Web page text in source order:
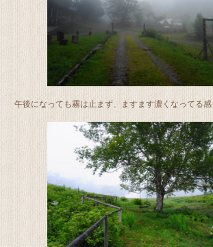
午後になっても霧は止まず、ますます濃くなってる感